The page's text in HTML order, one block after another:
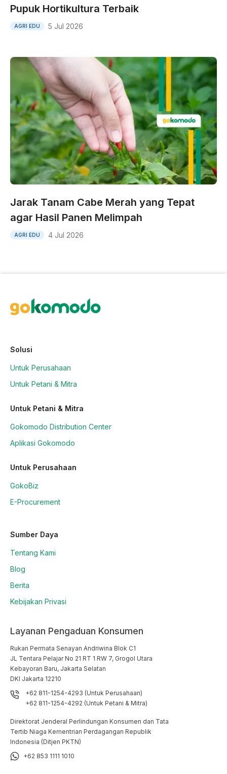
Pupuk Hortikultura Terbaik
AGRI EDU 5 Jul 2026
Jarak Tanam Cabe Merah yang Tepat
agar Hasil Panen Melimpah
AGRI EDU 4 Jul 2026
Solusi
Untuk Perusahaan
Untuk Petani & Mitra
Untuk Petani & Mitra
Gokomodo Distribution Center
Aplikasi Gokomodo
Untuk Perusahaan
GokoBiz
E-Procurement
Sumber Daya
Tentang Kami
Blog
Berita
Kebijakan Privasi
Layanan Pengaduan Konsumen
Rukan Permata Senayan Andriwina Blok C1
JL Tentara Pelajar No 21 RT 1 RW 7, Grogol Utara
Kebayoran Baru, Jakarta Selatan
DKI Jakarta 12210
+62 811-1254-4293 (Untuk Perusahaan)
+62 811-1254-4292 (Untuk Petani & Mitra)
Direktorat Jenderal Perlindungan Konsumen dan Tata
Tertib Niaga Kementrian Perdagangan Republik
Indonesia (Ditjen PKTN)
+62 853 1111 1010